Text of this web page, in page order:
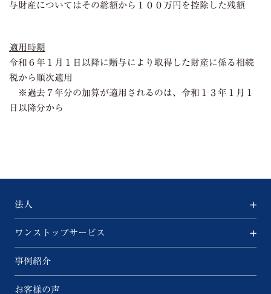
与財産についてはその総額から１００万円を控除した残額
適用時期
令和６年１月１日以降に贈与により取得した財産に係る相続
税から順次適用
※過去７年分の加算が適用されるのは、令和１３年１月１
日以降分から
法人
ワンストップサービス
事例紹介
お客様の声